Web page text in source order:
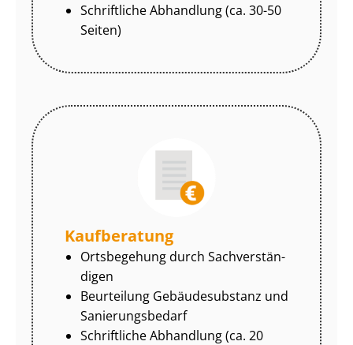
Schriftliche Abhandlung (ca. 30-50
Seiten)
Kaufberatung
Ortsbegehung durch Sach­ver­stän­
di­gen
Beurteilung Gebäudesubstanz und
Sa­nie­rungs­be­darf
Schriftliche Abhandlung (ca. 20